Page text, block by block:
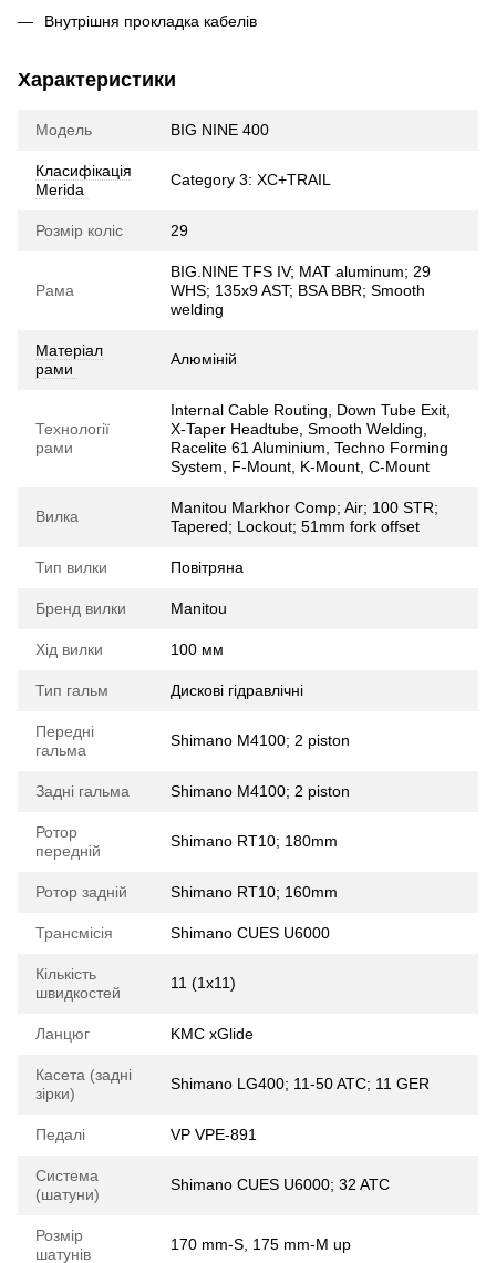
Внутрішня прокладка кабелів
Характеристики
Модель BIG NINE 400
Класифікація
Merida
Category 3: XC+TRAIL
Розмір коліс 29
Рама
BIG.NINE TFS IV; MAT aluminum; 29
WHS; 135x9 AST; BSA BBR; Smooth
welding
Матеріал
рами
Алюміній
Технології
рами
Internal Cable Routing, Down Tube Exit,
X-Taper Headtube, Smooth Welding,
Racelite 61 Aluminium, Techno Forming
System, F-Mount, K-Mount, C-Mount
Вилка
Manitou Markhor Comp; Air; 100 STR;
Tapered; Lockout; 51mm fork offset
Тип вилки Повітряна
Бренд вилки Manitou
Хід вилки 100 мм
Тип гальм Дискові гідравлічні
Передні
гальма
Shimano M4100; 2 piston
Задні гальма Shimano M4100; 2 piston
Ротор
передній
Shimano RT10; 180mm
Ротор задній Shimano RT10; 160mm
Трансмісія Shimano CUES U6000
Кількість
швидкостей
11 (1x11)
Ланцюг KMC xGlide
Касета (задні
зірки)
Shimano LG400; 11-50 ATC; 11 GER
Педалі VP VPE-891
Система
(шатуни)
Shimano CUES U6000; 32 ATC
Розмір
шатунів
170 mm-S, 175 mm-M up